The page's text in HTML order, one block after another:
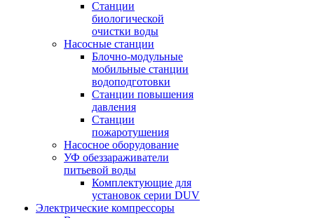
Станции
биологической
очистки воды
Насосные станции
Блочно-модульные
мобильные станции
водоподготовки
Станции повышения
давления
Станции
пожаротушения
Насосное оборудование
УФ обеззараживатели
питьевой воды
Комплектующие для
установок серии DUV
Электрические компрессоры